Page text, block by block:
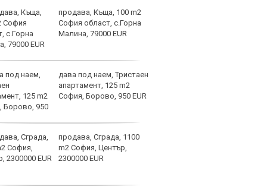
продава, Къща, 100 m2
София област, с.Горна
Малина, 79000 EUR
дава под наем, Тристаен
апартамент, 125 m2
София, Борово, 950 EUR
продава, Сграда, 1100
m2 София, Център,
2300000 EUR